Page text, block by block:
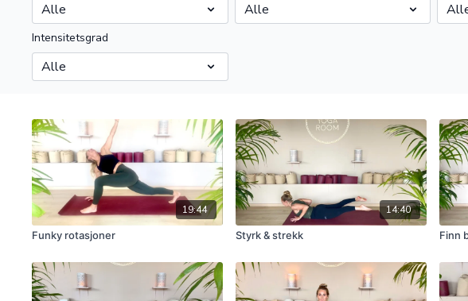
Intensitetsgrad
19:44
Funky rotasjoner
14:40
Styrk & strekk
Finn